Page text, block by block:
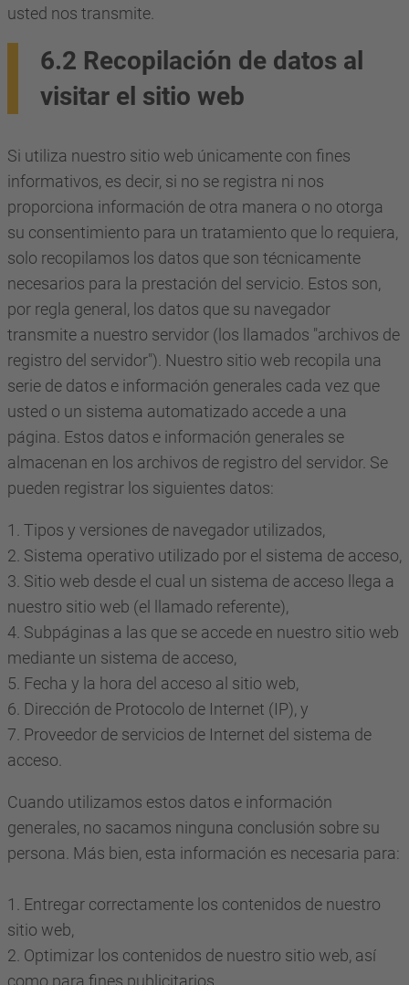
usted nos transmite.
6.2 Recopilación de datos al
visitar el sitio web
Si utiliza nuestro sitio web únicamente con fines
informativos, es decir, si no se registra ni nos
proporciona información de otra manera o no otorga
su consentimiento para un tratamiento que lo requiera,
solo recopilamos los datos que son técnicamente
necesarios para la prestación del servicio. Estos son,
por regla general, los datos que su navegador
transmite a nuestro servidor (los llamados "archivos de
registro del servidor"). Nuestro sitio web recopila una
serie de datos e información generales cada vez que
usted o un sistema automatizado accede a una
página. Estos datos e información generales se
almacenan en los archivos de registro del servidor. Se
pueden registrar los siguientes datos:
1. Tipos y versiones de navegador utilizados,
2. Sistema operativo utilizado por el sistema de acceso,
3. Sitio web desde el cual un sistema de acceso llega a
nuestro sitio web (el llamado referente),
4. Subpáginas a las que se accede en nuestro sitio web
mediante un sistema de acceso,
5. Fecha y la hora del acceso al sitio web,
6. Dirección de Protocolo de Internet (IP), y
7. Proveedor de servicios de Internet del sistema de
acceso.
Cuando utilizamos estos datos e información
generales, no sacamos ninguna conclusión sobre su
persona. Más bien, esta información es necesaria para:
1. Entregar correctamente los contenidos de nuestro
sitio web,
2. Optimizar los contenidos de nuestro sitio web, así
como para fines publicitarios,